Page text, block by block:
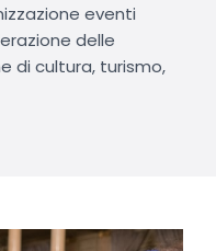
eventi
delle
di cultura, turismo,